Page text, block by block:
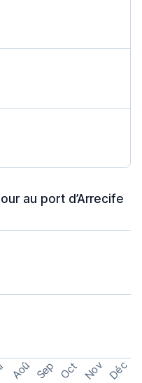
au port d’Arrecife
Aoû Sep Oct Nov Déc